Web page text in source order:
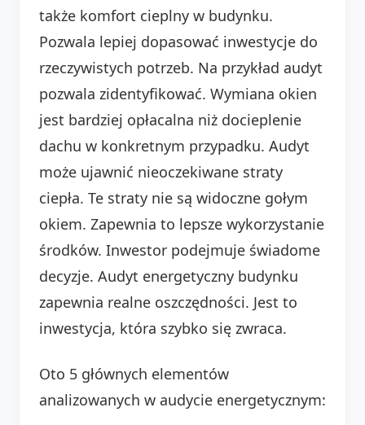
także komfort cieplny w budynku.
Pozwala lepiej dopasować inwestycje do
rzeczywistych potrzeb. Na przykład audyt
pozwala zidentyfikować. Wymiana okien
jest bardziej opłacalna niż docieplenie
dachu w konkretnym przypadku. Audyt
może ujawnić nieoczekiwane straty
ciepła. Te straty nie są widoczne gołym
okiem. Zapewnia to lepsze wykorzystanie
środków. Inwestor podejmuje świadome
decyzje. Audyt energetyczny budynku
zapewnia realne oszczędności. Jest to
inwestycja, która szybko się zwraca.
Oto 5 głównych elementów
analizowanych w audycie energetycznym: